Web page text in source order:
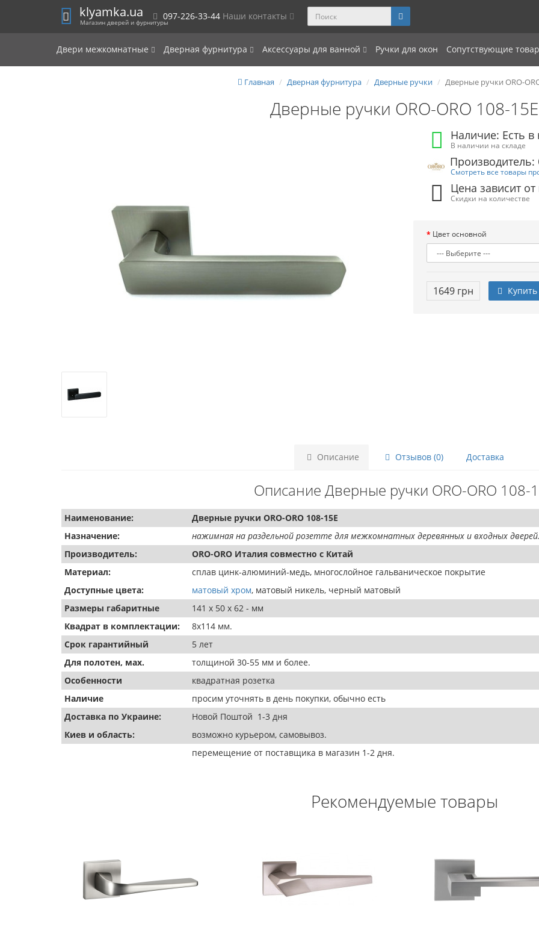
klyamka.ua
Магазин дверей и фурнитуры
097-226-33-44 Наши контакты
Двери межкомнатные Дверная фурнитура Аксессуары для ванной Ручки для окон Сопутствующие
Главная Дверная фурнитура Дверные ручки Дверные ручки ORO-
Дверные ручки ORO-ORO 108-15E
Наличие: Есть в
В наличии на складе
Производитель:
Смотреть все товары
Цена зависит
Скидки на количестве
Цвет основной
1649 грн Купить
Описание Отзывов (0) Доставка
Описание Дверные ручки ORO-ORO 108-
Наименование:
Дверные ручки ORO-ORO 108-15E
Назначение:
нажимная на раздельной розетте для межкомнатных деревянных и входных дверей.
Производитель:
ORO-ORO Италия совместно с Китай
Материал:
сплав цинк-алюминий-медь, многослойное гальваническое покрытие
Доступные цвета:
матовый хром, матовый никель, черный матовый
Размеры габаритные
141 х 50 х 62 - мм
Квадрат в комплектации:
8х114 мм.
Срок гарантийный
5 лет
Для полотен, мах.
толщиной 30-55 мм и более.
Особенности
квадратная розетка
Наличие
просим уточнять в день покупки, обычно есть
Доставка по Украине:
Новой Поштой 1-3 дня
Киев и область:
возможно курьером, самовывоз.
перемещение от поставщика в магазин 1-2 дня.
Рекомендуемые товары